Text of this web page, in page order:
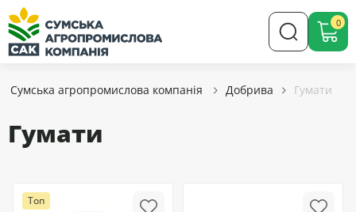
0
Сумська агропромислова компанія Добрива Гумати
Гумати
Топ